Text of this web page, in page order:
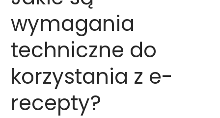
wymagania
techniczne do
korzystania z e-
recepty?